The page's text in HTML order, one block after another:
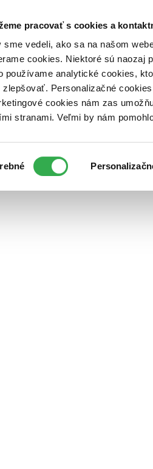
pracovať s cookies a
sme vedeli, ako sa na našom
cookies. Niektoré sú naozaj
používame analytické cookies,
zlepšovať. Personalizačné
cookies nám zas
stranami. Veľmi by nám
Kontakt